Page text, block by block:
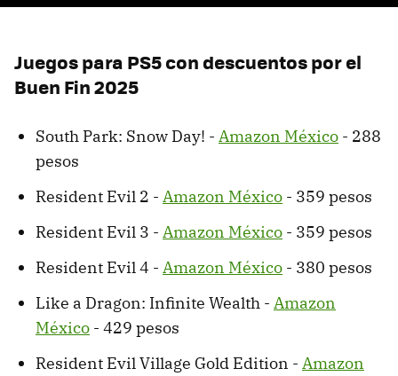
Juegos para PS5 con descuentos por el
Buen Fin 2025
South Park: Snow Day! - Amazon México - 288
pesos
Resident Evil 2 - Amazon México - 359 pesos
Resident Evil 3 - Amazon México - 359 pesos
Resident Evil 4 - Amazon México - 380 pesos
Like a Dragon: Infinite Wealth - Amazon
México - 429 pesos
Resident Evil Village Gold Edition - Amazon